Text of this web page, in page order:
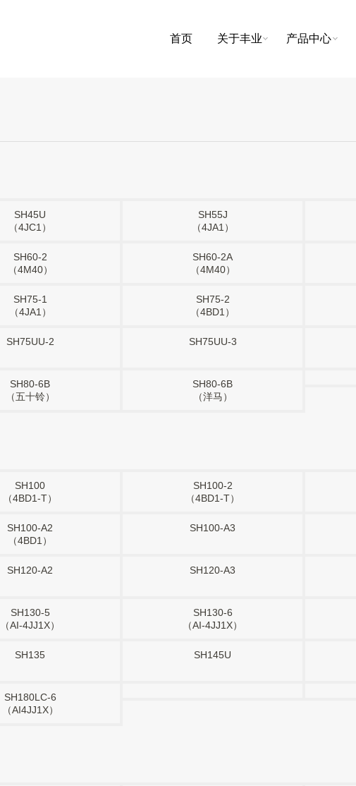
首页 关于丰业 产品中心
SH45U
（4JC1）
SH55J
（4JA1）
SH60-2
（4M40）
SH60-2A
（4M40）
SH75-1
（4JA1）
SH75-2
（4BD1）
SH75UU-2 SH75UU-3
SH80-6B
（五十铃）
SH80-6B
（洋马）
SH100
（4BD1-T）
SH100-2
（4BD1-T）
SH100-A2
（4BD1）
SH100-A3
SH120-A2 SH120-A3
SH130-5
（AI-4JJ1X）
SH130-6
（AI-4JJ1X）
SH135 SH145U
SH180LC-6
（AI4JJ1X）